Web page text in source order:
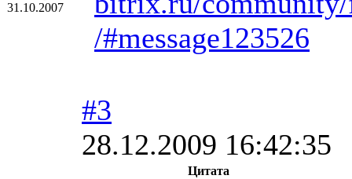
31.10.2007
­/#message123526
#3
28.12.2009 16:42:35
Цитата